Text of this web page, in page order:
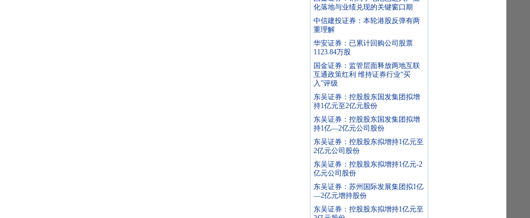
化落地与业绩兑现的关键窗口期
中信建投证券：本轮港股反弹有两
重理解
华安证券：已累计回购公司股票
1123.84万股
国金证券：监管层面释放两地互联
互通政策红利 维持证券行业“买
入”评级
东吴证券：控股股东国发集团拟增
持1亿元至2亿元股份
东吴证券：控股股东国发集团拟增
持1亿—2亿元公司股份
东吴证券：控股股东拟增持1亿元至
2亿元公司股份
东吴证券：控股股东拟增持1亿元-2
亿元公司股份
东吴证券：苏州国际发展集团拟1亿
—2亿元增持股份
东吴证券：控股股东拟增持1亿元至